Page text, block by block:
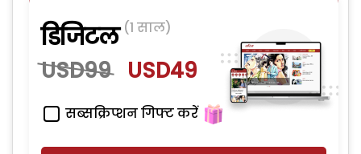
डिजिटल (1 साल)
USD99 USD49
सब्सक्रिप्शन गिफ्ट करें